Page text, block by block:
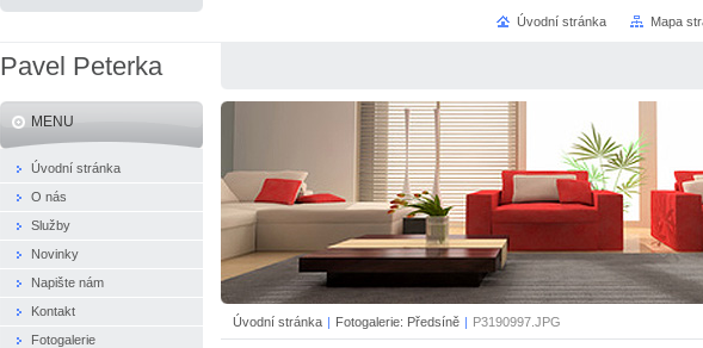
Pavel Peterka
Úvodní stránka | Fotogalerie: Předsíně | P3190997.JPG
MENU
Úvodní stránka
O nás
Služby
Novinky
Napište nám
Kontakt
Fotogalerie
Úvodní stránka Mapa